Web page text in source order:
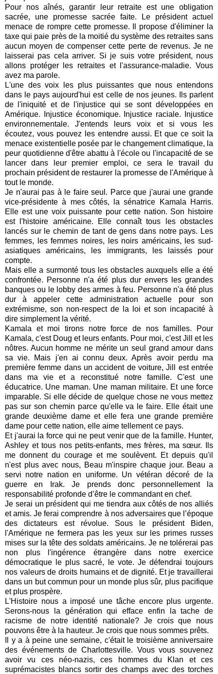
Pour nos aînés, garantir leur retraite est une obligation
sacrée, une promesse sacrée faite. Le président actuel
menace de rompre cette promesse. Il propose d'éliminer la
taxe qui paie près de la moitié du système des retraites sans
aucun moyen de compenser cette perte de revenus. Je ne
laisserai pas cela arriver. Si je suis votre président, nous
allons protéger les retraites et l'assurance-maladie. Vous
avez ma parole.
L'une des voix les plus puissantes que nous entendons
dans le pays aujourd'hui est celle de nos jeunes. Ils parlent
de l'iniquité et de l'injustice qui se sont développées en
Amérique. Injustice économique. Injustice raciale. Injustice
environnementale.
J'entends leurs voix et si vous les
écoutez, vous pouvez les entendre aussi. Et que ce soit la
menace existentielle posée par le changement climatique, la
peur quotidienne d'être abattu à l'école ou l'incapacité de se
lancer dans leur premier emploi, ce sera le travail du
prochain président de restaurer la promesse de l'Amérique à
tout le monde.
Je n'aurai pas à le faire seul. Parce que j'aurai une grande
vice-présidente à mes côtés, la sénatrice Kamala Harris.
Elle est une voix puissante pour cette nation. Son histoire
est l'histoire américaine. Elle connaît tous les obstacles
lancés sur le chemin de tant de gens dans notre pays. Les
femmes, les femmes noires, les noirs américains, les sud-
asiatiques américains, les immigrants, les laissés pour
compte.
Mais elle a surmonté tous les obstacles auxquels elle a été
confrontée. Personne n'a été plus dur envers les grandes
banques ou le lobby des armes à feu. Personne n'a été plus
dur à appeler cette administration actuelle pour son
extrémisme, son non-respect de la loi et son incapacité à
dire simplement la vérité.
Kamala et moi tirons notre force de nos familles. Pour
Kamala, c'est Doug et leurs enfants. Pour moi, c'est Jill et les
nôtres. Aucun homme ne mérite un seul grand amour dans
sa vie. Mais j'en ai connu deux. Après avoir perdu ma
première femme dans un accident de voiture, Jill est entrée
dans ma vie et a reconstitué notre famille.
C'est une
éducatrice. Une maman. Une maman militaire. Et une force
imparable. Si elle décide de quelque chose ne vous mettez
pas sur son chemin parce qu'elle va le faire. Elle était une
grande deuxième dame et elle fera une grande première
dame pour cette nation, elle aime tellement ce pays.
Et j'aurai la force qui ne peut venir que de la famille. Hunter,
Ashley et tous nos petits-enfants, mes frères, ma sœur. Ils
me donnent du courage et me soulèvent.
Et depuis qu'il
n'est plus avec nous, Beau m'inspire chaque jour. Beau a
servi notre nation en uniforme. Un vétéran décoré de la
guerre en Irak.
Je prends donc personnellement la
responsabilité profonde d’être le commandant en chef.
Je serai un président qui me tiendra aux côtés de nos alliés
et amis. Je ferai comprendre à nos adversaires que l’époque
des dictateurs est révolue.
Sous le président Biden,
l'Amérique ne fermera pas les yeux sur les primes russes
mises sur la tête des soldats américains. Je ne tolérerai pas
non plus l'ingérence étrangère dans notre exercice
démocratique le plus sacré, le vote. Je défendrai toujours
nos valeurs de droits humains et de dignité. Et je travaillerai
dans un but commun pour un monde plus sûr, plus pacifique
et plus prospère.
L'Histoire nous a imposé une tâche encore plus urgente.
Serons-nous la génération qui efface enfin la tache de
racisme de notre identité nationale? Je crois que nous
pouvons être à la hauteur. Je crois que nous sommes prêts.
Il y a à peine une semaine, c'était le troisième anniversaire
des événements de Charlottesville. Vous vous souvenez
avoir vu ces néo-nazis, ces hommes du Klan et ces
suprémacistes blancs sortir des champs avec des torches